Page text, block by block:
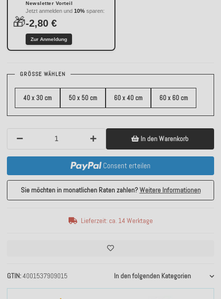
GTIN 4001537909015 In den folgenden Kategorien
🎁
Newsletter Vorteil
Jetzt anmelden und 10% sparen:
-2,80 €
Zur Anmeldung
GRÖSSE WÄHLEN
40 x 30 cm 50 x 50 cm 60 x 40 cm 60 x 60 cm
In den Warenkorb
Consent erteilen
Sie möchten in monatlichen Raten zahlen?Weitere Informationen
Lieferzeit: ca. 14 Werktage